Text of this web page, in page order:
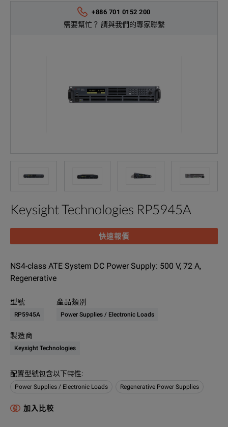
+886 701 0152 200
需要幫忙？ 請與我們的專家聯繫
Keysight Technologies RP5945A
快速報價
NS4-class ATE System DC Power Supply: 500 V, 72 A,
Regenerative
型號
RP5945A
產品類別
Power Supplies / Electronic Loads
製造商
Keysight Technologies
配置型號包含以下特性:
Power Supplies / Electronic Loads Regenerative Power Supplies
加入比較